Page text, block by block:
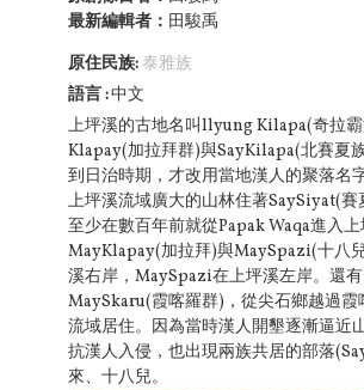
最新編輯者： 田駿禹
原住民族: 泰雅族
語言 中文
上坪溪的古地名叫llyung Kilapa(奇拉
Klapay(加拉拜群)與SayKilapa(北賽夏
到日治時期，才改用當地漢人的聚落名
上坪溪流域廣大的山林住著SaySiyat(賽
至少在數百年前就從Papak Waqa進入
MayKlapay(加拉拜)與MaySpazi(十八
溪右岸，MaySpazi在上坪溪左岸。還
MaySkaru(霞喀羅群)，從尖石鄉越過
流域居住。因為當時漢人開墾逐漸逼近
抗漢人入侵，也出現兩族共居的部落
來、十八兒。